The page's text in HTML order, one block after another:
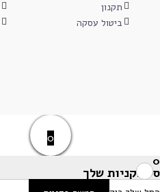
תקנון
ביטול עסקה
0
0
סל הקניות שלך